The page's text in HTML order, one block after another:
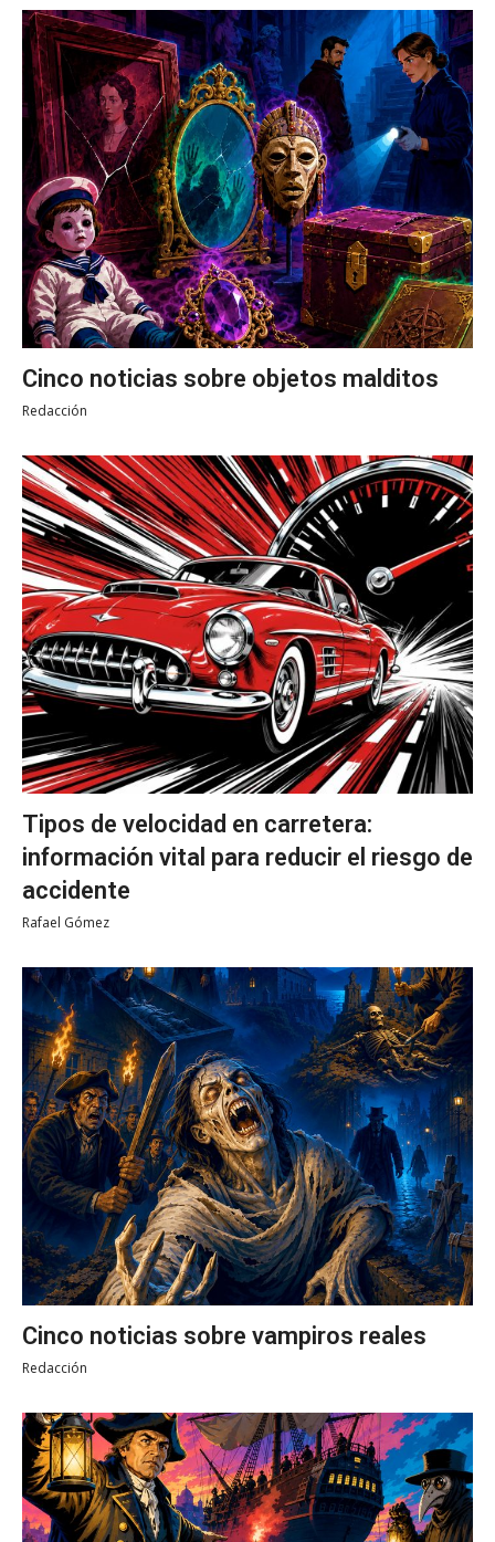
Cinco noticias sobre objetos malditos
Redacción
Tipos de velocidad en carretera:
información vital para reducir el riesgo de
accidente
Rafael Gómez
Cinco noticias sobre vampiros reales
Redacción